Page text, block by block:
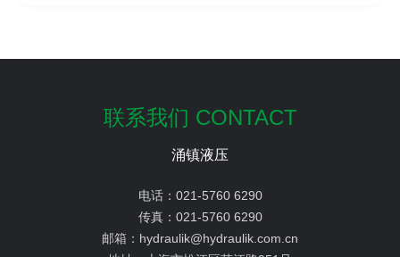
联系我们 CONTACT
涌镇液压
电话： 021-5760 6290
传真： 021-5760 6290
邮箱： hydraulik@hydraulik.com.cn